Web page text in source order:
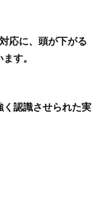
応に、頭が下がる
す。
く認識させられた実